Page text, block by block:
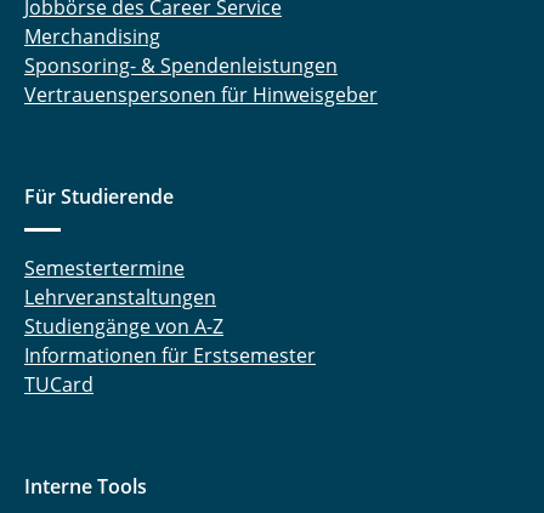
Jobbörse des Career Service
Merchandising
Sponsoring- & Spendenleistungen
Vertrauenspersonen für Hinweisgeber
Für Studierende
Semestertermine
Lehrveranstaltungen
Studiengänge von A-Z
Informationen für Erstsemester
TUCard
Interne Tools